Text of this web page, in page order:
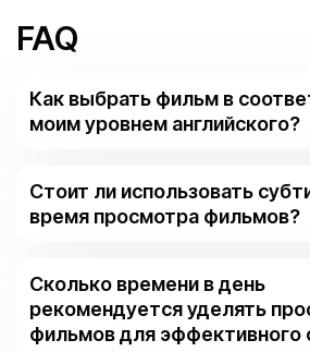
FAQ
Как выбрать фильм в
моим уровнем английского?
Стоит ли использовать
время просмотра фильмов?
Сколько времени в день
рекомендуется уделять
фильмов для эффективного